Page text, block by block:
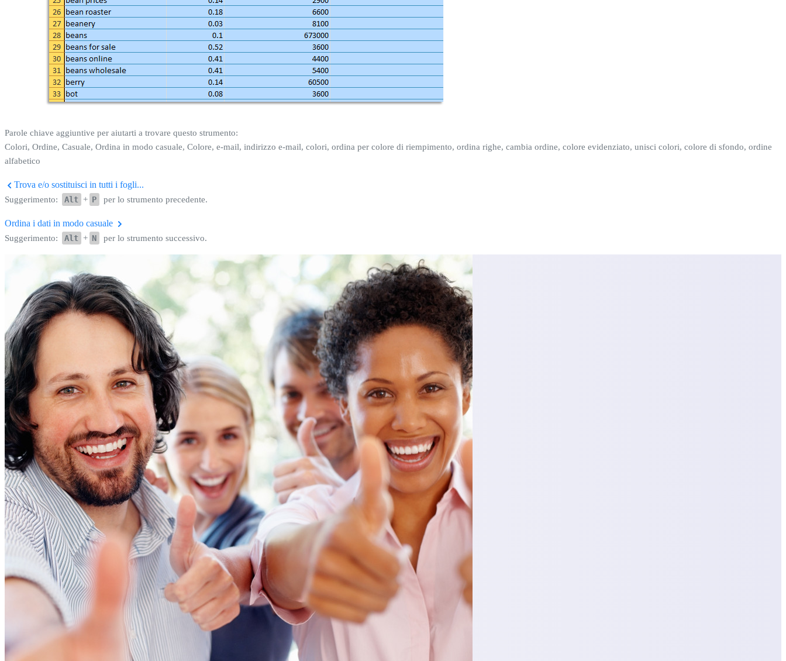
Parole chiave aggiuntive per aiutarti a trovare questo strumento:
Colori, Ordine, Casuale, Ordina in modo casuale, Colore, e-mail, indirizzo e-mail, colori, ordina per colore di riempimento, ordina righe, cambia ordine, colore evidenziato, unisci colori, colore di sfondo, ordine
alfabetico
Trova e/o sostituisci in tutti i fogli...
Suggerimento: Alt + P per lo strumento precedente.
Ordina i dati in modo casuale
Suggerimento: Alt + N per lo strumento successivo.